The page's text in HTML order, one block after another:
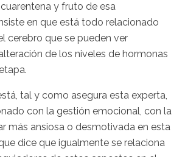
y fruto de esa
en que está todo relacionado
cerebro que se pueden ver
de los niveles de hormonas
tal y como asegura esta experta,
con la gestión emocional, con la
más ansiosa o desmotivada en esta
dice que igualmente se relaciona